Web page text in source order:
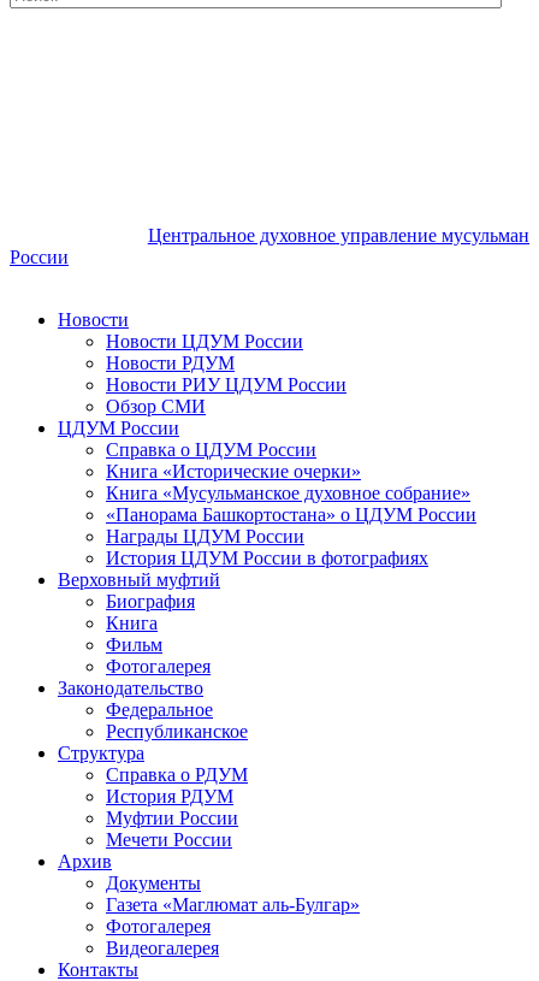
Центральное духовное управление мусульман
России
Новости
Новости ЦДУМ России
Новости РДУМ
Новости РИУ ЦДУМ России
Обзор СМИ
ЦДУМ России
Справка о ЦДУМ России
Книга «Исторические очерки»
Книга «Мусульманское духовное собрание»
«Панорама Башкортостана» о ЦДУМ России
Награды ЦДУМ России
История ЦДУМ России в фотографиях
Верховный муфтий
Биография
Книга
Фильм
Фотогалерея
Законодательство
Федеральное
Республиканское
Структура
Справка о РДУМ
История РДУМ
Муфтии России
Мечети России
Архив
Документы
Газета «Маглюмат аль-Булгар»
Фотогалерея
Видеогалерея
Контакты